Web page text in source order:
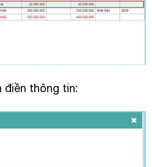
điền thông tin: